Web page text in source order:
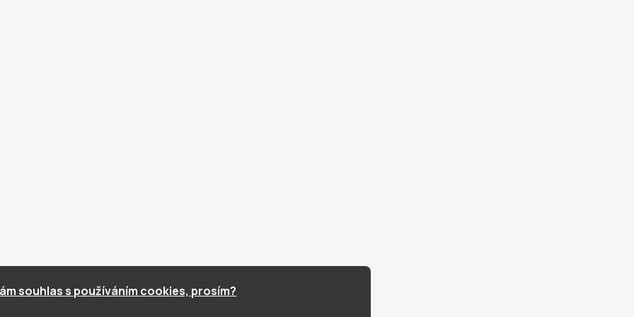
souhlas s používáním cookies, prosím?